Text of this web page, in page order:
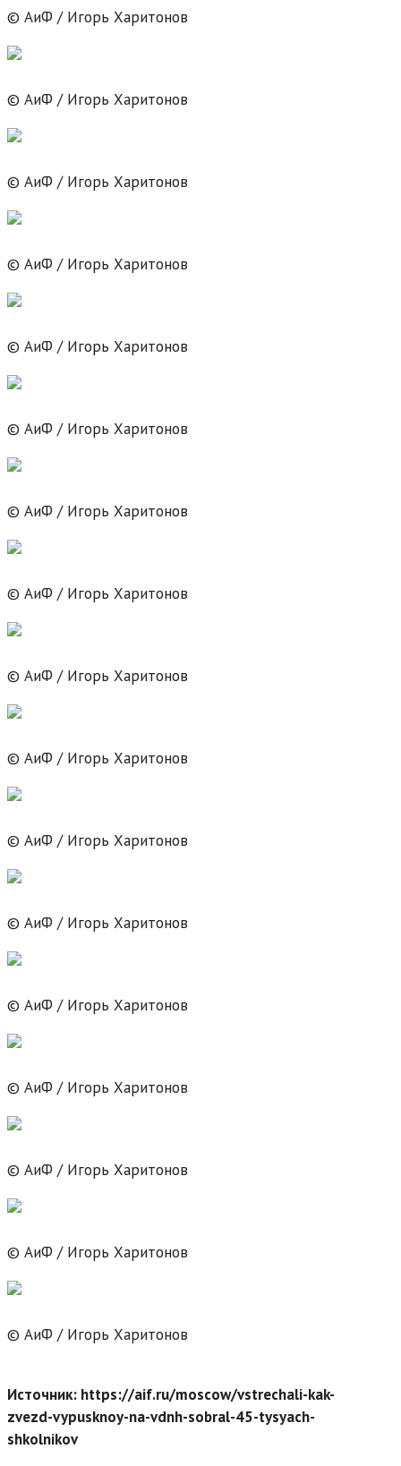
© АиФ / Игорь Харитонов
© АиФ / Игорь Харитонов
© АиФ / Игорь Харитонов
© АиФ / Игорь Харитонов
© АиФ / Игорь Харитонов
© АиФ / Игорь Харитонов
© АиФ / Игорь Харитонов
© АиФ / Игорь Харитонов
© АиФ / Игорь Харитонов
© АиФ / Игорь Харитонов
© АиФ / Игорь Харитонов
© АиФ / Игорь Харитонов
© АиФ / Игорь Харитонов
© АиФ / Игорь Харитонов
© АиФ / Игорь Харитонов
© АиФ / Игорь Харитонов
© АиФ / Игорь Харитонов
Источник: https://aif.ru/moscow/vstrechali-kak-
zvezd-vypusknoy-na-vdnh-sobral-45-tysyach-
shkolnikov